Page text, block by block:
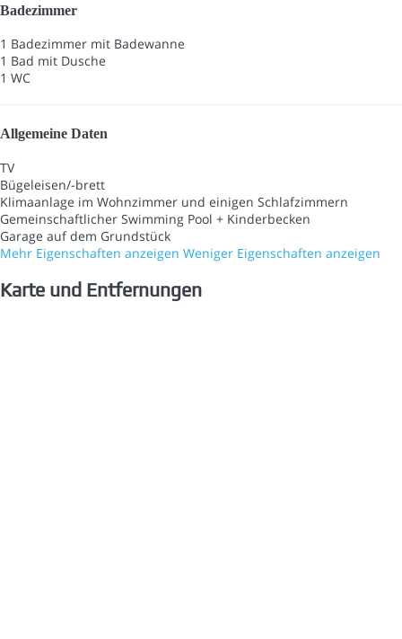
Badezimmer
1 Badezimmer mit Badewanne
1 Bad mit Dusche
1 WC
Allgemeine Daten
TV
Bügeleisen/-brett
Klimaanlage im Wohnzimmer und einigen Schlafzimmern
Gemeinschaftlicher Swimming Pool + Kinderbecken
Garage auf dem Grundstück
Mehr Eigenschaften anzeigen Weniger Eigenschaften anzeigen
Karte und Entfernungen